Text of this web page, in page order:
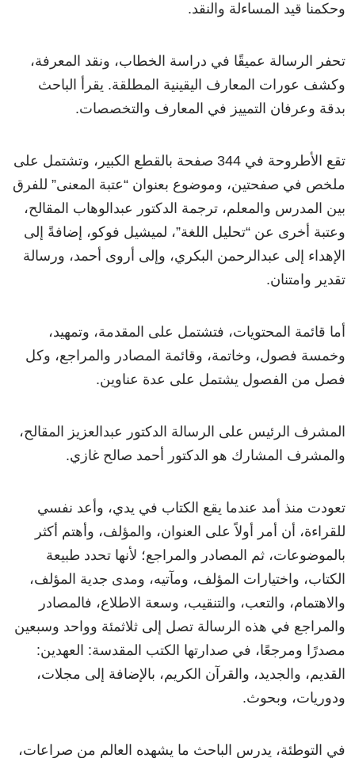
وحكمنا قيد المساءلة والنقد.
تحفر الرسالة عميقًا في دراسة الخطاب، ونقد المعرفة،
وكشف عورات المعارف اليقينية المطلقة. يقرأ الباحث
بدقة وعرفان التمييز في المعارف والتخصصات.
تقع الأطروحة في 344 صفحة بالقطع الكبير، وتشتمل على
ملخص في صفحتين، وموضوع بعنوان “عتبة المعنى” للفرق
بين المدرس والمعلم، ترجمة الدكتور عبدالوهاب المقالح،
وعتبة أخرى عن “تحليل اللغة”، لميشيل فوكو، إضافةً إلى
الإهداء إلى عبدالرحمن البكري، وإلى أروى أحمد، ورسالة
تقدير وامتنان.
أما قائمة المحتويات، فتشتمل على المقدمة، وتمهيد،
وخمسة فصول، وخاتمة، وقائمة المصادر والمراجع، وكل
فصل من الفصول يشتمل على عدة عناوين.
المشرف الرئيس على الرسالة الدكتور عبدالعزيز المقالح،
والمشرف المشارك هو الدكتور أحمد صالح غازي.
تعودت منذ أمد عندما يقع الكتاب في يدي، وأعد نفسي
للقراءة، أن أمر أولاً على العنوان، والمؤلف، وأهتم أكثر
بالموضوعات، ثم المصادر والمراجع؛ لأنها تحدد طبيعة
الكتاب، واختيارات المؤلف، ومآتيه، ومدى جدية المؤلف،
والاهتمام، والتعب، والتنقيب، وسعة الاطلاع، فالمصادر
والمراجع في هذه الرسالة تصل إلى ثلاثمئة وواحد وسبعين
مصدرًا ومرجعًا، في صدارتها الكتب المقدسة: العهدين:
القديم، والجديد، والقرآن الكريم، بالإضافة إلى مجلات،
ودوريات، وبحوث.
في التوطئة، يدرس الباحث ما يشهده العالم من صراعات،